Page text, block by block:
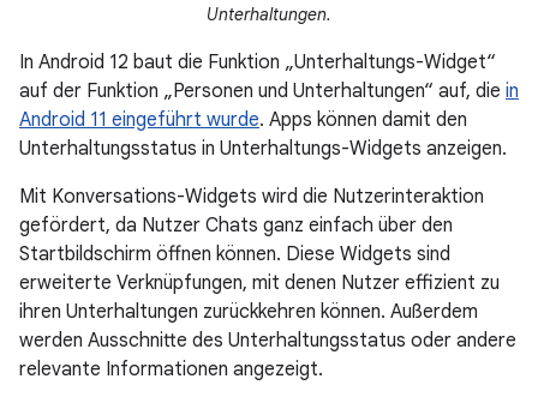
Unterhaltungen.
In Android 12 baut die Funktion „Unterhaltungs-Widget“
auf der Funktion „Personen und Unterhaltungen“ auf, die in
Android 11 eingeführt wurde. Apps können damit den
Unterhaltungsstatus in Unterhaltungs-Widgets anzeigen.
Mit Konversations-Widgets wird die Nutzerinteraktion
gefördert, da Nutzer Chats ganz einfach über den
Startbildschirm öffnen können. Diese Widgets sind
erweiterte Verknüpfungen, mit denen Nutzer effizient zu
ihren Unterhaltungen zurückkehren können. Außerdem
werden Ausschnitte des Unterhaltungsstatus oder andere
relevante Informationen angezeigt.